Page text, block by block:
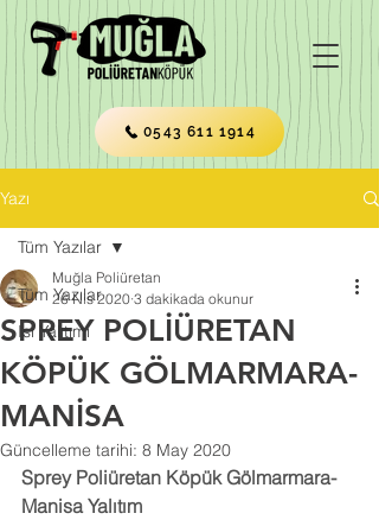
0543 611 1914
Yazı
Tüm Yazılar
Isı Yalıtımı
Tüm Yazılar
SPREY POLİÜRETAN
KÖPÜK GÖLMARMARA-
MANİSA
Muğla Poliüretan
26 Nis 2020 3 dakikada okunur
Güncelleme tarihi: 8 May 2020
Sprey Poliüretan Köpük Gölmarmara-
Manisa Yalıtım